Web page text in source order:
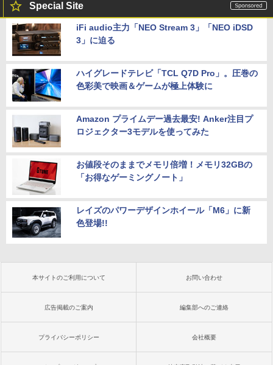
Special Site
iFi audio主力「NEO Stream 3」「NEO iDSD
3」に迫る
ハイグレードテレビ「TCL Q7D Pro」。圧巻の
色彩美で映画＆ゲームが極上体験に
Amazon プライムデー過去最安! Anker注目プ
ロジェクター3モデルを使ってみた
お値段そのままでメモリ倍増！メモリ32GBの
「お得なゲーミングノート」
レイズのパワーデザインホイール「M6」に新
色登場!!
本サイトのご利用について お問い合わせ
広告掲載のご案内 編集部へのご連絡
プライバシーポリシー 会社概要